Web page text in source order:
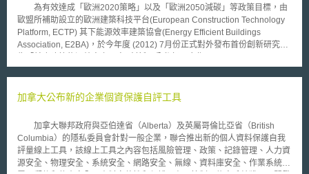
對開放原始碼侵犯的數百項專利提出告訴。
護相當重要，且考量到經濟發展，ICO會向政府提出建議，英國相關法規之
改革仍屬必要。」 Brexit後，英國企業資料仍需傳輸至第三國，因此英
國可能需爭取類似於瑞士、加拿大等，由歐盟執委會認定資料保護符合充足
保護水準之模式；或是尋求類似歐盟與美國針對資料傳輸協議模式。然而目
則(Binding Corporate rules)，然而目前英國退出歐盟程序進行中，相關資
為有效達成「歐洲2020策略」以及「歐洲2050減碳」等政策目標，由
歐盟所補助設立的歐洲建築科技平台(European Construction Technology
Platform, ECTP) 其下能源效率建築協會(Energy Efficient Buildings
Association, E2BA)，於今年度 (2012) 7月份正式對外發布首份創新研究報
Buildings PPP beyond 2013)。該研究報告開宗明義指出，將規劃於2030
業，達到建築物碳中和(Carbon Neutral)、提昇產業技術、創造新工作機會
有鑒於建築產業在能源消耗及碳排放量占有很大的比例，該報告即指出對於
既有建築物翻新與整修之急迫性，也認為應該透過政府部門介入，推動相關
措施，並導引民間持續落實。其次，於產業評估效益方面，該報告明確指
出，透過提昇建築能源效率，將創造許多新的就業機會，帶動地方經濟發
加拿大公布新的企業個資保護自評工具
加拿大聯邦政府與亞伯達省（Alberta）及英屬哥倫比亞省（British
Columbia）的隱私委員會針對一般企業，聯合推出新的個人資料保護自我
評量線上工具，該線上工具之內容包括風險管理、政策、記錄管理、人力資
源安全、物理安全、系統安全、網路安全、無線、資料庫安全、作業系統、